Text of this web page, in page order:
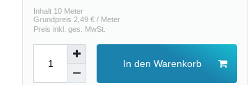
Inhalt 10 Meter
Grundpreis 2,49 € / Meter
Preis inkl. ges. MwSt.
In den Warenkorb